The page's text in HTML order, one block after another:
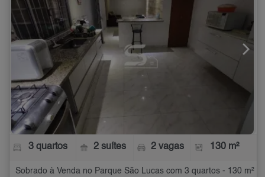
3 quartos 2 suítes 2 vagas 130 m²
Sobrado à Venda no Parque São Lucas com 3 quartos - 130 m²